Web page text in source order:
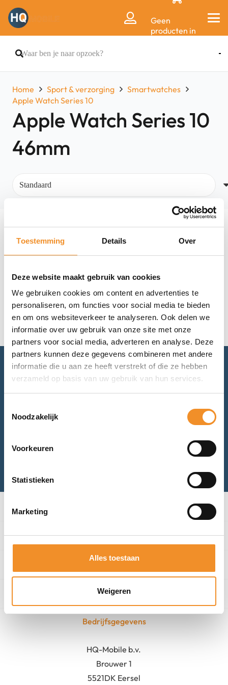
Toestemming Details Over
Deze website maakt gebruik van cookies
We gebruiken cookies om content en advertenties te
personaliseren, om functies voor social media te bieden
en om ons websiteverkeer te analyseren. Ook delen we
informatie over uw gebruik van onze site met onze
partners voor social media, adverteren en analyse. Deze
partners kunnen deze gegevens combineren met andere
informatie die u aan ze heeft verstrekt of die ze hebben
verzameld op basis van uw gebruik van hun services.
Noodzakelijk
Voorkeuren
Statistieken
Marketing
Alles toestaan
Weigeren
Geen
producten in
Home Sport & verzorging
Smartwatches
Apple Watch Series 10
Apple Watch Series 10
46mm
Geen resultaten gevonden.
Advies nodig? Bel of mail ons.
Winkel
Contact
Bedrijfsgegevens
HQ-Mobile b.v.
Brouwer 1
5521DK Eersel